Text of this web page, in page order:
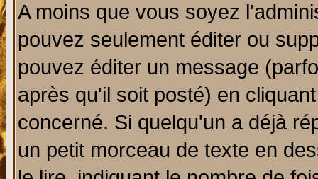
A moins que vous soyez
pouvez seulement éditer ou
pouvez éditer un message
après qu'il soit posté) en
concerné. Si quelqu'un a déjà
un petit morceau de texte en